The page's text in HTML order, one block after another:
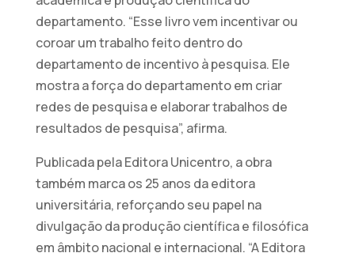
departamento. “Esse livro vem incentivar ou
coroar um trabalho feito dentro do
departamento de incentivo à pesquisa. Ele
mostra a força do departamento em criar
redes de pesquisa e elaborar trabalhos de
resultados de pesquisa”, afirma.
Publicada pela Editora Unicentro, a obra
também marca os 25 anos da editora
universitária, reforçando seu papel na
divulgação da produção científica e filosófica
em âmbito nacional e internacional. “A Editora